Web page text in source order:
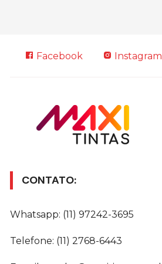
Facebook Instagram
CONTATO:
Whatsapp: (11) 97242-3695
Telefone: (11) 2768-6443